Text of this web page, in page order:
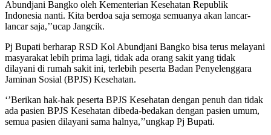
Abundjani Bangko oleh Kementerian Kesehatan Republik
Indonesia nanti. Kita berdoa saja semoga semuanya akan lancar-
lancar saja,’’ucap Jangcik.
Pj Bupati berharap RSD Kol Abundjani Bangko bisa terus melayani
masyarakat lebih prima lagi, tidak ada orang sakit yang tidak
dilayani di rumah sakit ini, terlebih peserta Badan Penyelenggara
Jaminan Sosial (BPJS) Kesehatan.
‘’Berikan hak-hak peserta BPJS Kesehatan dengan penuh dan tidak
ada pasien BPJS Kesehatan dibeda-bedakan dengan pasien umum,
semua pasien dilayani sama halnya,’’ungkap Pj Bupati.